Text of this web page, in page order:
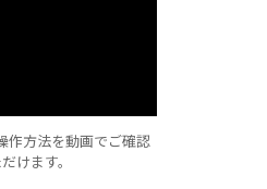
作方法を動画でご確認
けます。